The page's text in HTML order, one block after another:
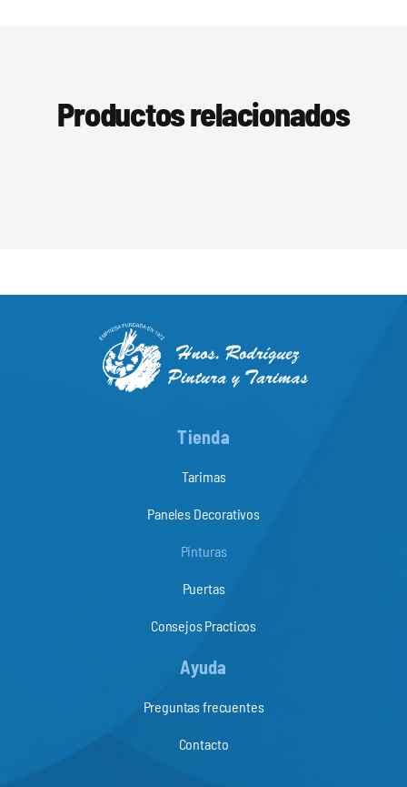
Productos relacionados
Tienda
Tarimas
Paneles Decorativos
Pinturas
Puertas
Consejos Practicos
Ayuda
Preguntas frecuentes
Contacto